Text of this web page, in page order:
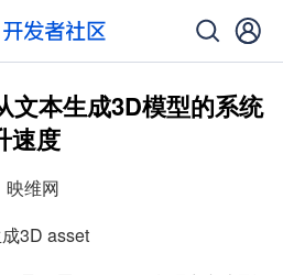
文本生成3D模型的系统
速度
映维网
3D asset